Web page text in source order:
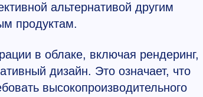
альтернативой другим
продуктам.
в облаке, включая рендеринг,
дизайн. Это означает, что
высокопроизводительного